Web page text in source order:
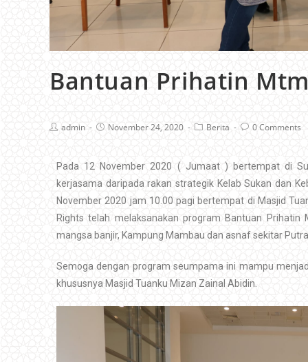
Bantuan Prihatin
admin November 24, 2020 Berita 0 Comments
Pada 12 November 2020 ( Jumaat ) bertempat di
kerjasama daripada rakan strategik Kelab Sukan dan
November 2020 jam 10.00 pagi bertempat di Masjid
Rights telah melaksanakan program Bantuan Prihatin
mangsa banjir, Kampung Mambau dan asnaf sekitar
Semoga dengan program seumpama ini mampu
khususnya Masjid Tuanku Mizan Zainal Abidin.